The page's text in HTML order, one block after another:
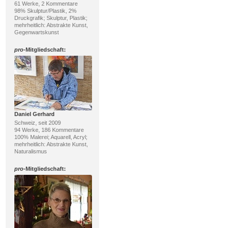
61 Werke, 2 Kommentare
98% Skulptur/Plastik, 2%
Druckgrafik; Skulptur, Plastik;
mehrheitlich: Abstrakte Kunst,
Gegenwartskunst
pro-Mitgliedschaft:
Daniel Gerhard
Schweiz, seit 2009
94 Werke, 186 Kommentare
100% Malerei; Aquarell, Acryl;
mehrheitlich: Abstrakte Kunst,
Naturalismus
pro-Mitgliedschaft: